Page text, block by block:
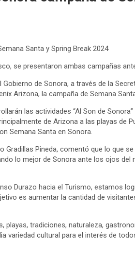
Santa y Spring Break 2024
se presentaron ambas campañas
de Sonora, a través de la
Arizona, la campaña de Semana
las actividades “Al Son de
de Arizona a las playas de
Semana Santa en Sonora.
Gradillas Pineda, comentó que lo que
lo mejor de Sonora ante los ojos del
Durazo hacia el Turismo, estamos
es aumentar la cantidad de
tradiciones, naturaleza,
variedad cultural para el interés de